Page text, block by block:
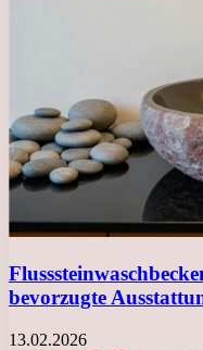
bevorzugte
13.02.2026